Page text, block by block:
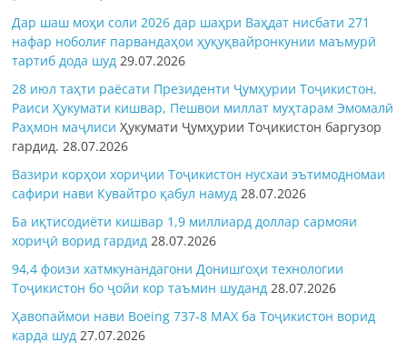
Дар шаш моҳи соли 2026 дар шаҳри Ваҳдат нисбати 271
нафар ноболиғ парвандаҳои ҳуқуқвайронкунии маъмурӣ
тартиб дода шуд 29.07.2026
28 июл таҳти раёсати Президенти Ҷумҳурии Тоҷикистон,
Раиси Ҳукумати кишвар, Пешвои миллат муҳтарам Эмомалӣ
Раҳмон маҷлисиҲукумати Ҷумҳурии Тоҷикистон баргузор
гардид.28.07.2026
Вазири корҳои хориҷии Тоҷикистон нусхаи эътимодномаи
сафири нави Кувайтро қабул намуд 28.07.2026
Ба иқтисодиёти кишвар 1,9 миллиард доллар сармояи
хориҷӣ ворид гардид 28.07.2026
94,4 фоизи хатмкунандагони Донишгоҳи технологии
Тоҷикистон бо ҷойи кор таъмин шуданд 28.07.2026
Ҳавопаймои нави Boeing 737-8 MAX ба Тоҷикистон ворид
карда шуд 27.07.2026